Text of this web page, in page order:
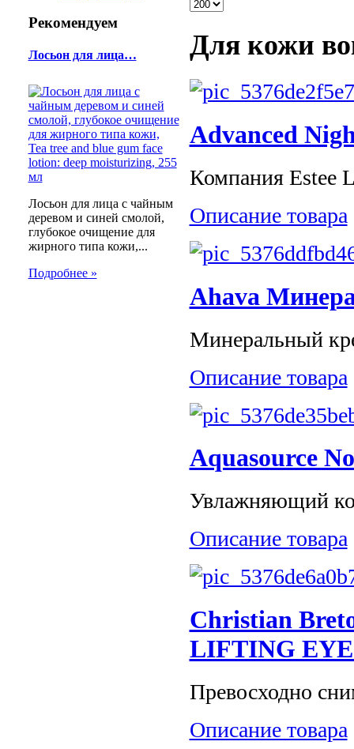
Рекомендуем
Лосьон для лица…
Лосьон для лица с чайным
деревом и синей смолой,
глубокое очищение для
жирного типа кожи,...
Подробнее »
Для кожи
Advanced
Компания Estee
Описание товара
Ahava
Минеральный
Описание товара
Aquasource
Увлажняющий
Описание товара
Christian
LIFTING
Превосходно
Описание товара